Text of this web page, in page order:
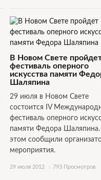
В Новом Свете
фестиваль оперного
искусства памяти
Шаляпина
29 июля в Новом Свете
состоится IV
фестиваль оперного
памяти Федора
этом сообщили
мероприятия.
29 июля 2012 793 Просмотров